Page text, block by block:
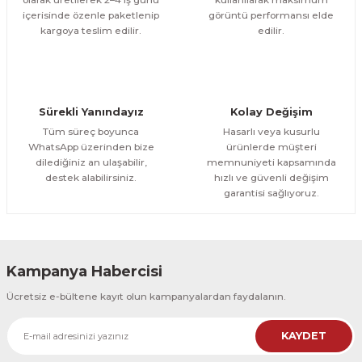
1.000,00 TL
800,00 TL
ÜRÜNÜ İNCELE
%12
800,00 TL %12
Evinemoda
Boho Tarzı Çiçek 3 Parça Ahşap Çerçeveli Tablo ACT
Evinemoda
Vincent Van Gogh Temalı 3 Parça Ahşap Çerçeveli Tablo ACT
1.000,00 TL ÜRÜNÜ İNCELE
içerisinde özenle paketlenip
kargoya teslim edilir.
görüntü performansı elde
edilir.
Sürekli Yanındayız
Tüm süreç boyunca
WhatsApp üzerinden bize
dilediğiniz an ulaşabilir,
destek alabilirsiniz.
Kolay Değişim
Hasarlı veya kusurlu
ürünlerde müşteri
memnuniyeti kapsamında
hızlı ve güvenli değişim
garantisi sağlıyoruz.
Kampanya Habercisi
Ücretsiz e-bültene kayıt olun kampanyalardan faydalanın.
KAYDET